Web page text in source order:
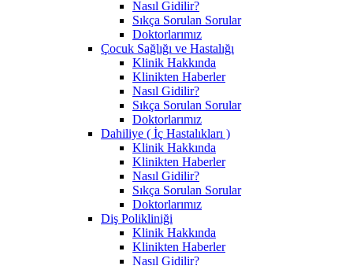
Nasıl Gidilir?
Sıkça Sorulan Sorular
Doktorlarımız
Çocuk Sağlığı ve Hastalığı
Klinik Hakkında
Klinikten Haberler
Nasıl Gidilir?
Sıkça Sorulan Sorular
Doktorlarımız
Dahiliye ( İç Hastalıkları )
Klinik Hakkında
Klinikten Haberler
Nasıl Gidilir?
Sıkça Sorulan Sorular
Doktorlarımız
Diş Polikliniği
Klinik Hakkında
Klinikten Haberler
Nasıl Gidilir?